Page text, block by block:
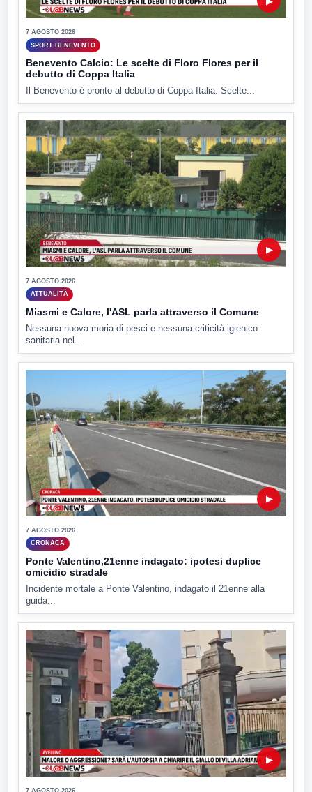
7 AGOSTO 2026
SPORT BENEVENTO
Benevento Calcio: Le scelte di Floro Flores per il
debutto di Coppa Italia
Il Benevento è pronto al debutto di Coppa Italia. Scelte...
▶
7 AGOSTO 2026
ATTUALITÀ
Miasmi e Calore, l'ASL parla attraverso il Comune
Nessuna nuova moria di pesci e nessuna criticità igienico-
sanitaria nel...
▶
7 AGOSTO 2026
CRONACA
Ponte Valentino,21enne indagato: ipotesi duplice
omicidio stradale
Incidente mortale a Ponte Valentino, indagato il 21enne alla
guida...
▶